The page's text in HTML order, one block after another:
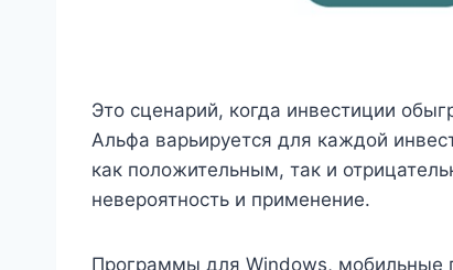
Это сценарий, когда инвестиции
Альфа варьируется для каждой
как положительным, так и
невероятность и применение.
Программы для Windows,